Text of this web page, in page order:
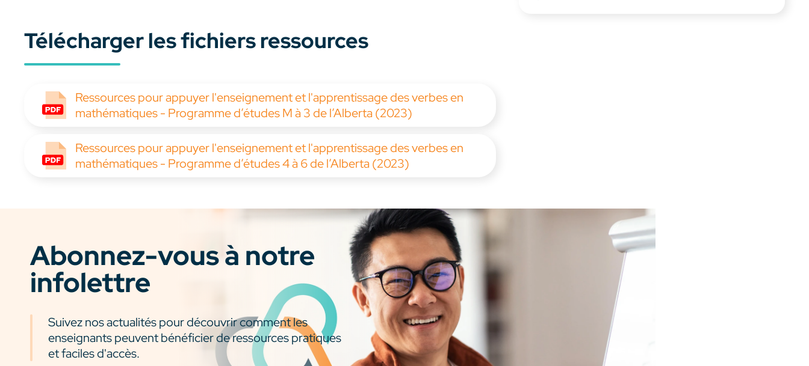
Télécharger les fichiers ressources
Ressources pour appuyer l'enseignement et l'apprentissage des verbes en
mathématiques - Programme d’études M à 3 de l’Alberta (2023)
Ressources pour appuyer l'enseignement et l'apprentissage des verbes en
mathématiques - Programme d’études 4 à 6 de l’Alberta (2023)
Abonnez-vous à notre
infolettre
Suivez nos actualités pour découvrir comment les
enseignants peuvent bénéficier de ressources pratiques
et faciles d'accès.